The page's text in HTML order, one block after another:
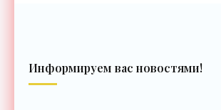
Информируем вас новостями!